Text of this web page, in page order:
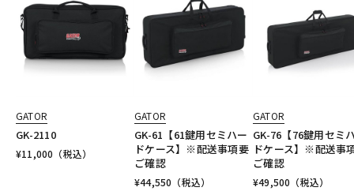
GATOR
GK-2110
¥11,000 （税込）
GATOR
GK-61【61鍵用セミハー
ドケース】※配送事項要
ご確認
¥44,550 （税込）
GATOR
GK-76【76鍵用セミ
ドケース】※配送事
ご確認
¥49,500 （税込）